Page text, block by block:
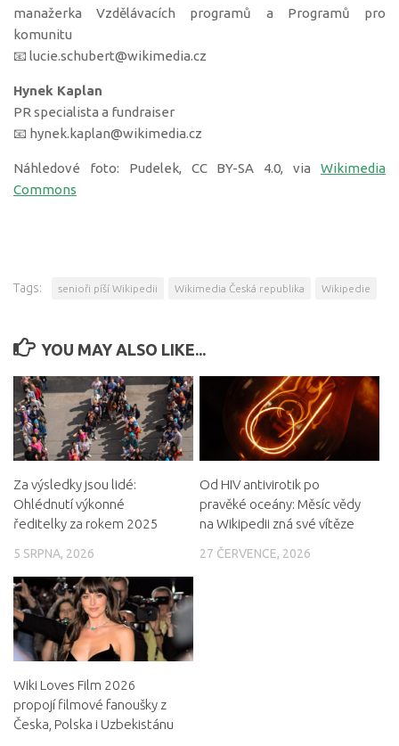
manažerka Vzdělávacích programů a Programů pro
komunitu
📧 lucie.schubert@wikimedia.cz
Hynek Kaplan
PR specialista a fundraiser
📧 hynek.kaplan@wikimedia.cz
Náhledové foto: Pudelek, CC BY-SA 4.0, via Wikimedia
Commons
Tags: senioři píší Wikipedii Wikimedia Česká republika Wikipedie
YOU MAY ALSO LIKE...
Za výsledky jsou lidé:
Ohlédnutí výkonné
ředitelky za rokem 2025
5 SRPNA, 2026
Od HIV antivirotik po
pravěké oceány: Měsíc vědy
na Wikipedii zná své vítěze
27 ČERVENCE, 2026
Wiki Loves Film 2026
propojí filmové fanoušky z
Česka, Polska i Uzbekistánu